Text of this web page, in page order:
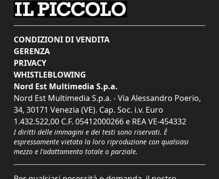
CONDIZIONI DI VENDITA
GERENZA
PRIVACY
WHISTLEBLOWING
Nord Est Multimedia S.p.a.
Nord Est Multimedia S.p.a. - Via Alessandro Poerio,
34, 30171 Venezia (VE). Cap. Soc. i.v. Euro
1.432.522,00 C.F. 05412000266 e REA VE-454332
I diritti delle immagini e dei testi sono riservati. È
espressamente vietata la loro riproduzione con qualsiasi
mezzo e l'adattamento totale o parziale.